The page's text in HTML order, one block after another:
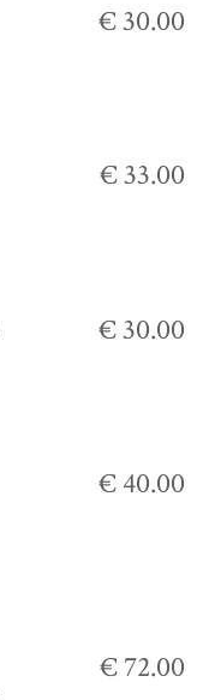
€ 30.00
€ 33.00
€ 30.00
€ 40.00
€ 72.00